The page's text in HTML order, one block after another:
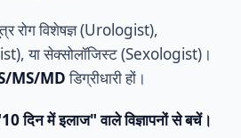
रोग विशेषज्ञ (Urologist),
या सेक्सोलॉजिस्ट (Sexologist)।
MS/MDडिग्रीधारी हों।
दिन में इलाज" वाले विज्ञापनों से बचें।